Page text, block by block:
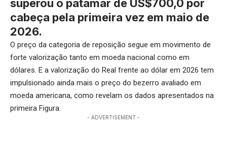
superou o patamar de US$700,0 por
cabeça pela primeira vez em maio de
2026.
O preço da categoria de reposição segue em movimento de
forte valorização tanto em moeda nacional como em
dólares. E a valorização do Real frente ao dólar em 2026 tem
impulsionado ainda mais o preço do bezerro avaliado em
moeda americana, como revelam os dados apresentados na
primeira Figura.
- ADVERTISEMENT -